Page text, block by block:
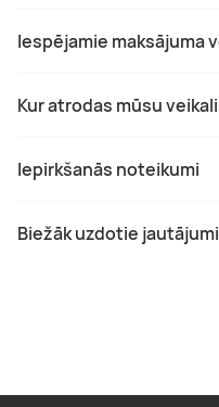
Iespējamie maksājuma
Kur atrodas mūsu veikali
Iepirkšanās noteikumi
Biežāk uzdotie jautājumi